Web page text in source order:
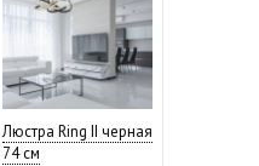
Люстра Ring II черная
74 см